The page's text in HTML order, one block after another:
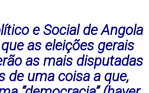
e Social de Angola
as eleições gerais
as mais disputadas
de uma coisa a que,